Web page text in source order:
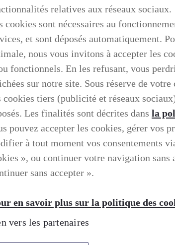
SELON LEXUS
relatives aux réseaux sociaux.
cookies sont nécessaires au
et sont déposés automatiquement.
nous vous invitons à accepter les
fonctionnels. En les refusant, vous
sur notre site. Sous réserve de votre
cookies tiers (publicité et réseaux
Les finalités sont décrites dans la
pouvez accepter les cookies, gérer vos
à tout moment vos consentements
», ou continuer votre navigation sans
sans accepter ».
en savoir plus sur la politique des
vers les partenaires